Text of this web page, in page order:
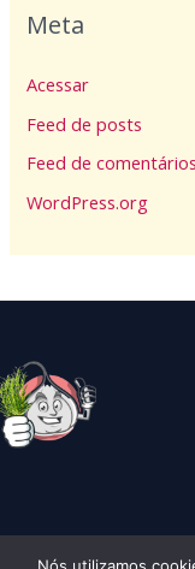
Meta
Acessar
Feed de posts
Feed de comentários
WordPress.org